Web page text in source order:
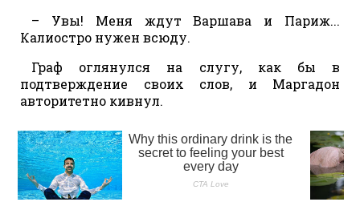
– Увы! Меня ждут Варшава и Париж...
Калиостро нужен всюду.
Граф оглянулся на слугу, как бы в
подтверждение своих слов, и Маргадон
авторитетно кивнул.